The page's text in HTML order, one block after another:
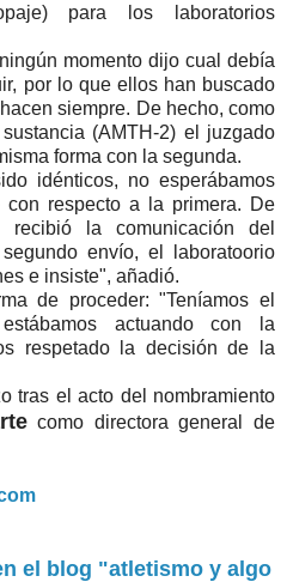
para los laboratorios
momento dijo cual debía
por lo que ellos han buscado
siempre. De hecho, como
(AMTH-2) el juzgado
forma con la segunda.
idénticos, no esperábamos
con respecto a la primera. De
la comunicación del
envío, el laboratoorio
e insiste", añadió.
de proceder: "Teníamos el
actuando con la
respetado la decisión de la
tras el acto del nombramiento
como directora general de
el blog "atletismo y algo